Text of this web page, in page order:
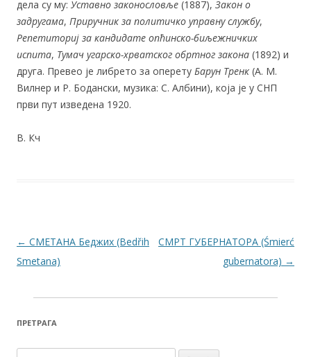
дела су му: Уставно законословље (1887), Закон о
задругама, Приручник за политичко управну службу,
Репетиториј за кандидате опћинско-биљежничких
испита, Тумач угарско-хрватског обртног закона (1892) и
друга. Превео је либрето за оперету Барун Тренк (А. М.
Вилнер и Р. Бодански, музика: С. Албини), која је у СНП
први пут изведена 1920.
В. Кч
Post navigation
← СМЕТАНА Беджих (Bedřih
Smetana)
СМРТ ГУБЕРНАТОРА (Śmierć
gubernatora) →
ПРЕТРАГА